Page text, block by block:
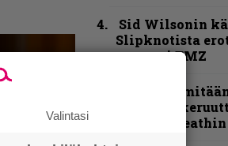
Sid Wilsonin
Slipknotista
raportoi TMZ
”En kadu
tunne
mukana
Valintasi